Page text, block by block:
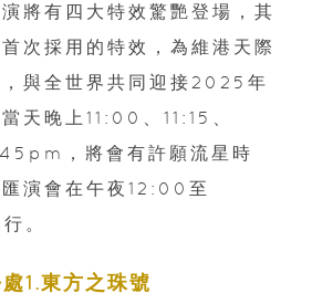
將有四大特效驚艷登場，其
次採用的特效，為維港天際
與全世界共同迎接2025年
天晚上11:00、11:15、
，將會有許願流星時
演會在午夜12:00至
行。
1.東方之珠號